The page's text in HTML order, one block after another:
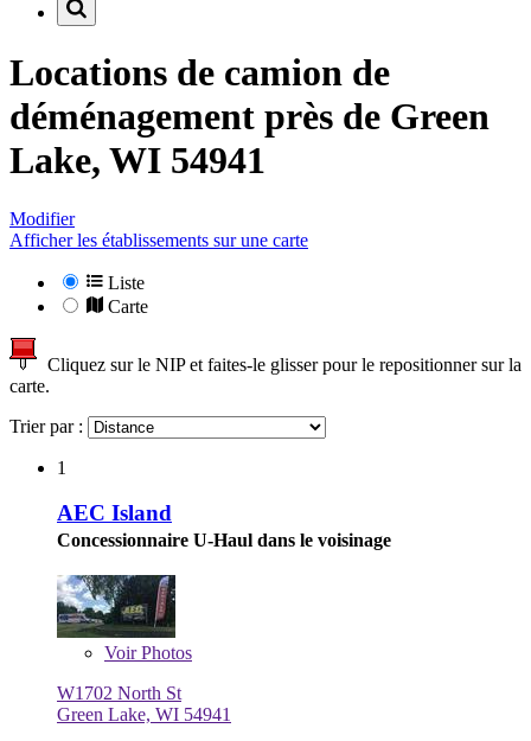
Locations de camion de
déménagement près de Green
Lake, WI 54941
Modifier
Afficher les établissements sur une carte
Liste
Carte
Cliquez sur le NIP et faites-le glisser pour le repositionner sur la
carte.
Trier par :
1
AEC Island
Concessionnaire U-Haul dans le voisinage
VoirPhotos
W1702 North St
Green Lake, WI 54941